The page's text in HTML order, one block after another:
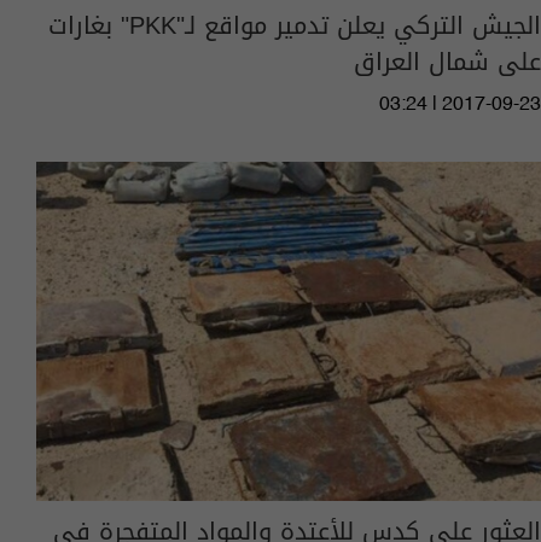
الجيش التركي يعلن تدمير مواقع لـ"PKK" بغارات
على شمال العراق
03:24 | 2017-09-23
العثور على كدس للأعتدة والمواد المتفجرة في